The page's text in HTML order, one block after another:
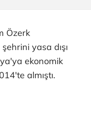
Özerk
yasa dışı
ekonomik
almıştı.